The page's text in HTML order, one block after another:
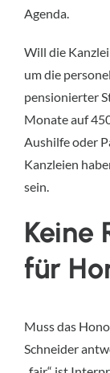
Agenda.
Will die
um die
pensionierter
Monate auf
Aushilfe oder
Kanzleien
sein.
Keine
für
Muss das
Schneider